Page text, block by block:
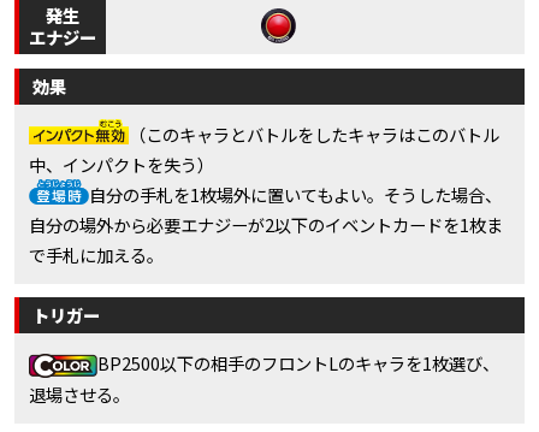
発生
エナジー
効果
（このキャラとバトルをしたキャラはこのバトル
中、インパクトを失う）
自分の手札を1枚場外に置いてもよい。そうした場合、
自分の場外から必要エナジーが2以下のイベントカードを1枚ま
で手札に加える。
トリガー
BP2500以下の相手のフロントLのキャラを1枚選び、
退場させる。